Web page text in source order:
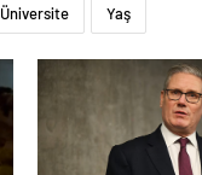
Üniversite Yaş